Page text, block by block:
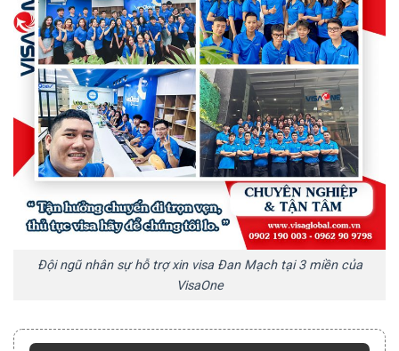
Đội ngũ nhân sự hỗ trợ xin visa Đan Mạch tại 3 miền của
VisaOne